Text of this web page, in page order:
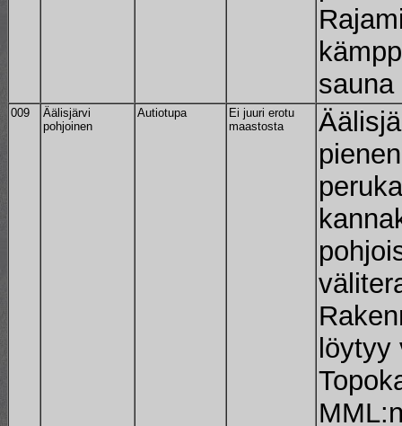
009
Äälisjärvi
pohjoinen
Autiotupa
Ei juuri erotu
maastosta